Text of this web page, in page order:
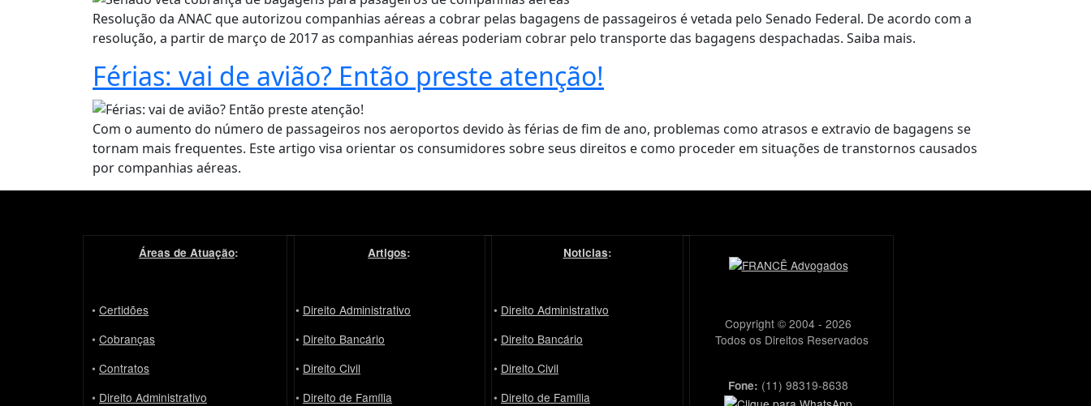
Resolução da ANAC que autorizou companhias aéreas a cobrar pelas bagagens de passageiros é vetada pelo Senado Federal. De acordo com a
resolução, a partir de março de 2017 as companhias aéreas poderiam cobrar pelo transporte das bagagens despachadas. Saiba mais.
Férias: vai de avião? Então preste atenção!
Com o aumento do número de passageiros nos aeroportos devido às férias de fim de ano, problemas como atrasos e extravio de bagagens se
tornam mais frequentes. Este artigo visa orientar os consumidores sobre seus direitos e como proceder em situações de transtornos causados
por companhias aéreas.
Áreas de Atuação:
• Certidões
• Cobranças
• Contratos
• Direito Administrativo
Artigos:
• Direito Administrativo
• Direito Bancário
• Direito Civil
• Direito de Família
Noticias:
• Direito Administrativo
• Direito Bancário
• Direito Civil
• Direito de Família
Copyright © 2004 - 2026
Todos os Direitos Reservados
Fone: (11) 98319-8638